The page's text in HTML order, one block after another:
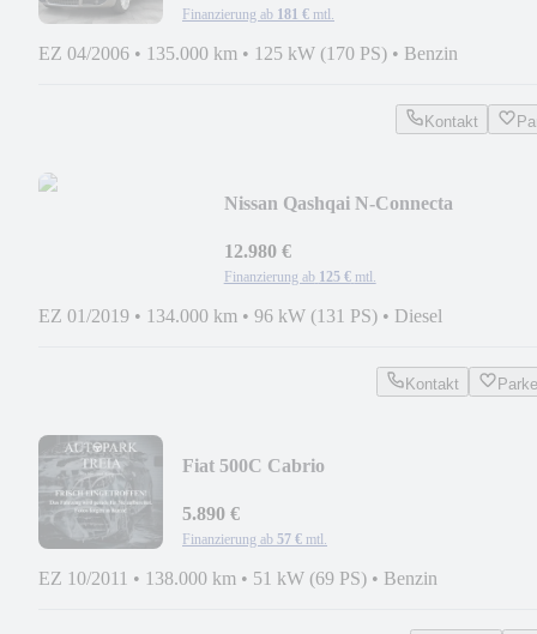
Finanzierung ab 181 € mtl.
EZ 04/2006 • 135.000 km • 125 kW (170 PS) • Benzin
Kontakt
Nissan Qashqai N-Connecta
12.980 €
Finanzierung ab 125 € mtl.
EZ 01/2019 • 134.000 km • 96 kW (131 PS) • Diesel
Kontakt
Fiat 500C Cabrio
5.890 €
Finanzierung ab 57 € mtl.
EZ 10/2011 • 138.000 km • 51 kW (69 PS) • Benzin